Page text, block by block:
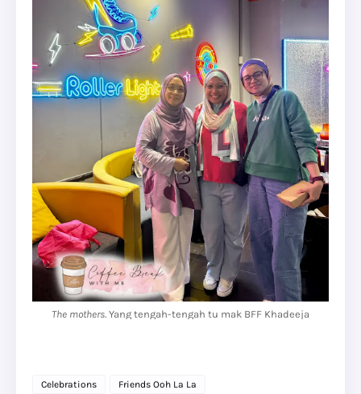
The mothers. Yang tengah-tengah tu mak BFF Khadeeja
Celebrations Friends Ooh La La